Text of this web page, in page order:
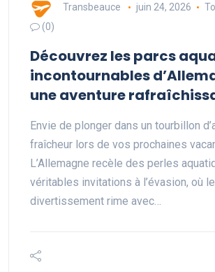
Transbeauce juin 24, 2026
(0)
Découvrez les parcs
incontournables
une aventure
Envie de plonger dans un tourbillon
fraîcheur lors de vos prochaines
L’Allemagne recèle des perles
véritables invitations à l’évasion, où le
divertissement rime avec…